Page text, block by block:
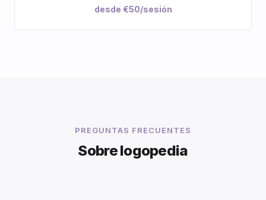
desde €50/sesión
PREGUNTAS FRECUENTES
Sobre logopedia